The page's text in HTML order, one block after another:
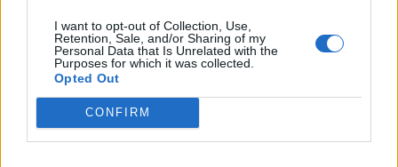
I want to opt-out of Collection, Use,
Retention, Sale, and/or Sharing of my
Personal Data that Is Unrelated with the
Purposes for which it was collected.
Opted Out
CONFIRM